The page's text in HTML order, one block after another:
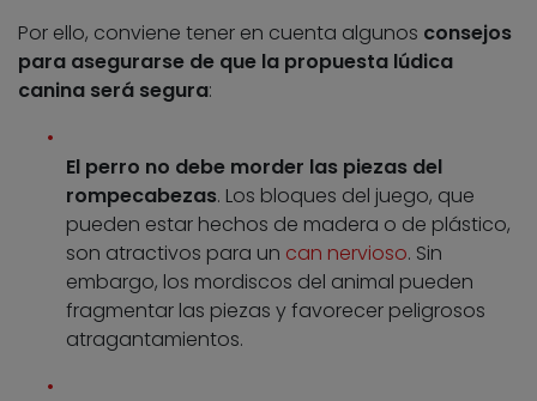
Por ello, conviene tener en cuenta algunos consejos
para asegurarse de que la propuesta lúdica
canina será segura:
El perro no debe morder las piezas del
rompecabezas. Los bloques del juego, que
pueden estar hechos de madera o de plástico,
son atractivos para un can nervioso. Sin
embargo, los mordiscos del animal pueden
fragmentar las piezas y favorecer peligrosos
atragantamientos.